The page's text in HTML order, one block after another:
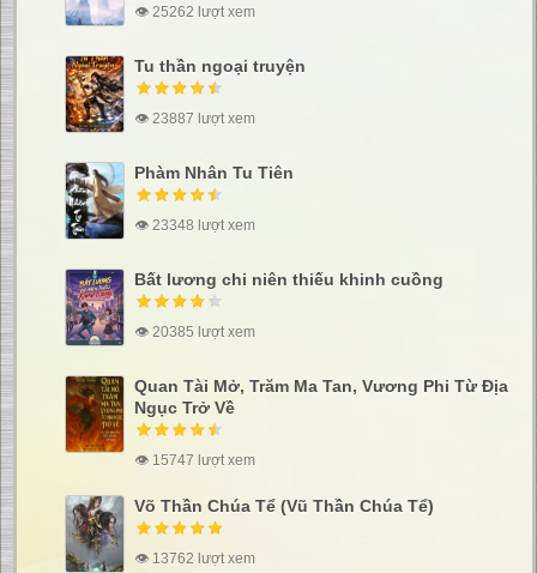
👁 25262 lượt xem
Tu thần ngoại truyện
👁 23887 lượt xem
Phàm Nhân Tu Tiên
👁 23348 lượt xem
Bất lương chi niên thiếu khinh cuồng
👁 20385 lượt xem
Quan Tài Mở, Trăm Ma Tan, Vương Phi Từ Địa
Ngục Trở Về
👁 15747 lượt xem
Võ Thần Chúa Tể (Vũ Thần Chúa Tể)
👁 13762 lượt xem